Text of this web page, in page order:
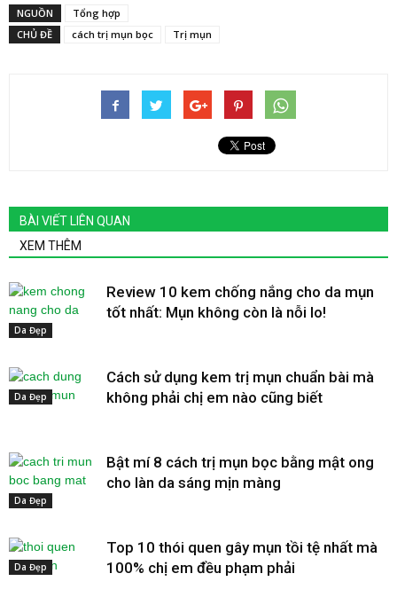
NGUỒN
Tổng hợp
CHỦ ĐỀ
cách trị mụn bọc Trị mụn
BÀI VIẾT LIÊN QUAN
XEM THÊM
Da Đẹp
Review 10 kem chống nắng cho da mụn
tốt nhất: Mụn không còn là nỗi lo!
Da Đẹp
Cách sử dụng kem trị mụn chuẩn bài mà
không phải chị em nào cũng biết
Da Đẹp
Bật mí 8 cách trị mụn bọc bằng mật ong
cho làn da sáng mịn màng
Da Đẹp
Top 10 thói quen gây mụn tồi tệ nhất mà
100% chị em đều phạm phải